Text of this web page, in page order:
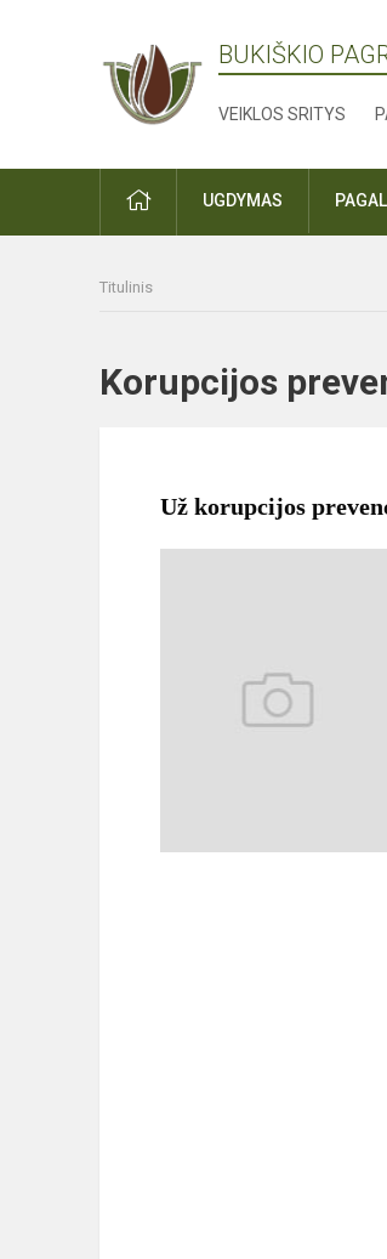
BUKIŠKIO
VEIKLOS SRITYS
PRADŽIAUGDYMAS
Titulinis
Korupcijos
Už korupcijos